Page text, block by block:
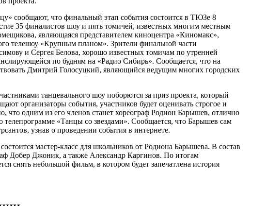
сообщают, что финальный этап события состоится в ТЮЗе 8
35 финалистов шоу и пять томичей, известных многим местным
являющаяся представителем киноцентра «Киномакс»,
телешоу «Крупным планом». Зрители финальной части
и Сергея Белова, хорошо известных томичам по утренней
по будням на «Радио Сибирь». Сообщается, что на
Дмитрий Голосуцкий, являющийся ведущим многих городских
танцевального шоу поборются за приз проекта, который
организаторы события, участников будет оценивать строгое и
что одним из его членов станет хореограф Родион Барышев, отлично
телепрограмме «Танцы со звездами». Сообщается, что Барышев сам
узнав о проведении события в интернете.
мастер-класс для школьников от Родиона Барышева. В состав
Добер Джоник, а также Александр Каргинов. По итогам
снять небольшой фильм, в котором будет запечатлена история